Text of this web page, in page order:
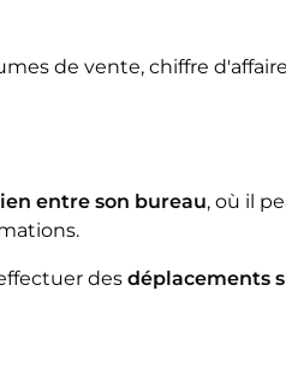
de vente, chiffre
entre son bureau, où il
des déplacements